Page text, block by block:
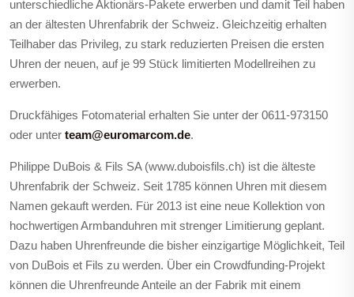
unterschiedliche Aktionärs-Pakete erwerben und damit Teil haben
an der ältesten Uhrenfabrik der Schweiz. Gleichzeitig erhalten
Teilhaber das Privileg, zu stark reduzierten Preisen die ersten
Uhren der neuen, auf je 99 Stück limitierten Modellreihen zu
erwerben.
Druckfähiges Fotomaterial erhalten Sie unter der 0611-973150
oder unter team@euromarcom.de.
Philippe DuBois & Fils SA (www.duboisfils.ch) ist die älteste
Uhrenfabrik der Schweiz. Seit 1785 können Uhren mit diesem
Namen gekauft werden. Für 2013 ist eine neue Kollektion von
hochwertigen Armbanduhren mit strenger Limitierung geplant.
Dazu haben Uhrenfreunde die bisher einzigartige Möglichkeit, Teil
von DuBois et Fils zu werden. Über ein Crowdfunding-Projekt
können die Uhrenfreunde Anteile an der Fabrik mit einem